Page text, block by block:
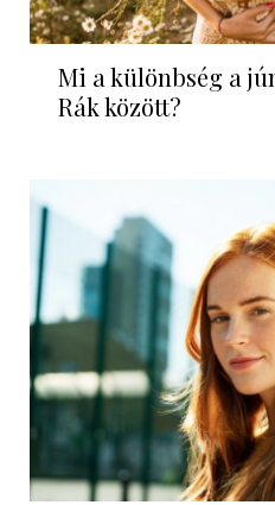
Mi a különbség a
Rák között?